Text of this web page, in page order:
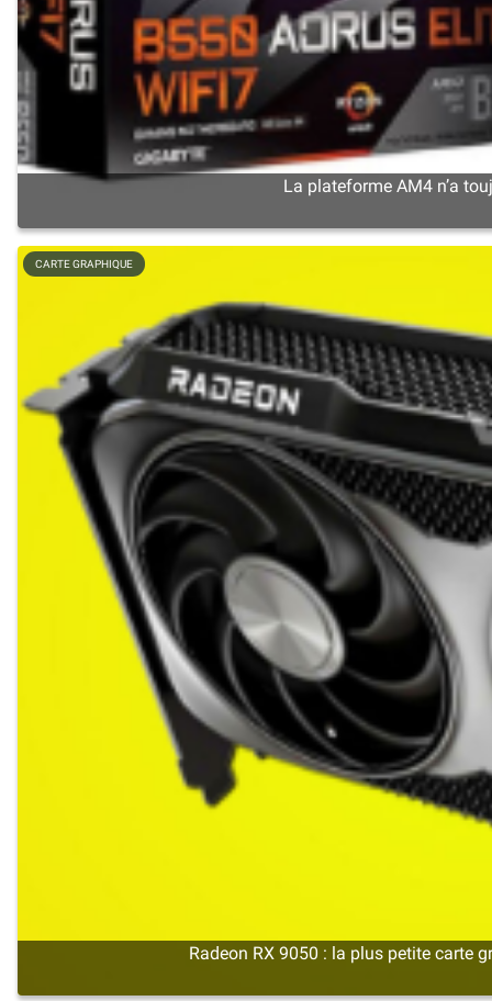
La plateforme AM4 n’a
Radeon RX 9050 : la plus petite carte
CARTE GRAPHIQUE